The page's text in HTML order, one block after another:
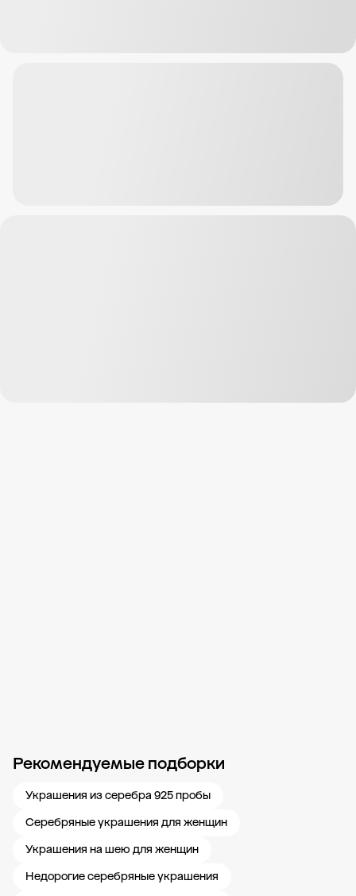
Рекомендуемые подборки
Украшения из серебра 925 пробы
Серебряные украшения для женщин
Украшения на шею для женщин
Недорогие серебряные украшения
Новости компании Журнал ЗОЛОТОЙ Блог